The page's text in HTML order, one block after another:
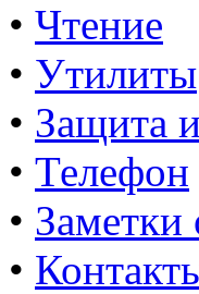
• Чтение
• Утилиты
• Защита
• Телефон
• Заметки
•